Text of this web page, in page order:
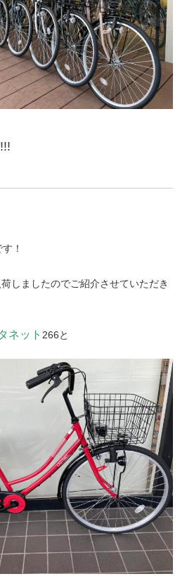
賃
す！
しましたのでご紹介させていただき
ネット 266と